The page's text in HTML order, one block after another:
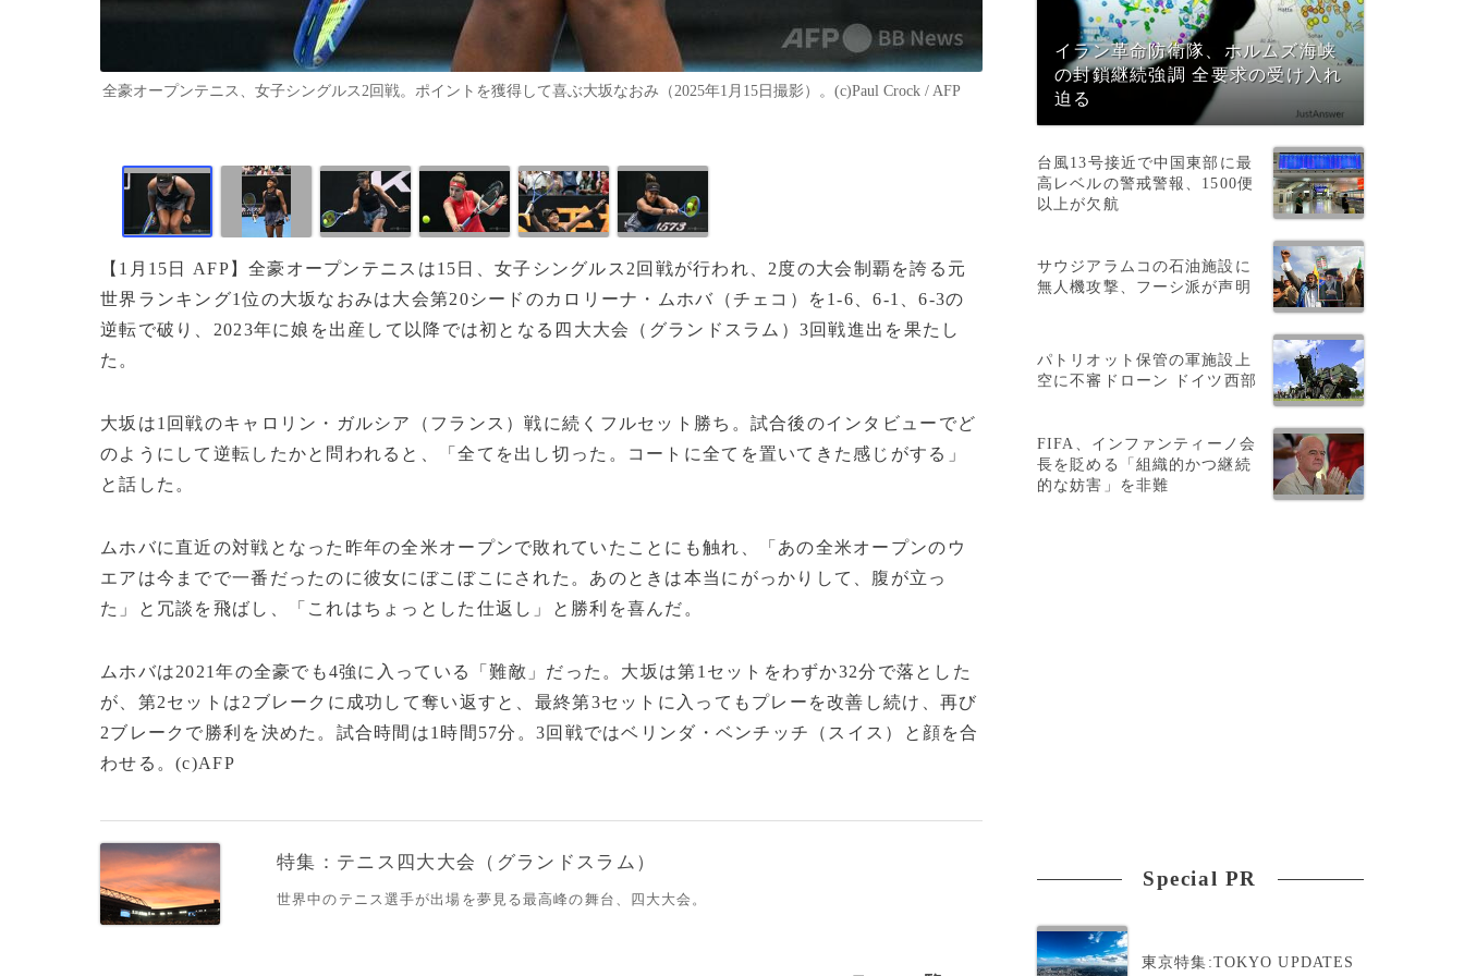
全豪オープンテニス、女子シングルス2回戦。ポイントを獲得して喜ぶ大坂なおみ（2025年1月15日撮影）。(c)Paul Crock / AFP
【1月15日 AFP】全豪オープンテニスは15日、女子シングルス2回戦が行われ、2度の大会制覇を誇る元
世界ランキング1位の大坂なおみは大会第20シードのカロリーナ・ムホバ（チェコ）を1-6、6-1、6-3の
逆転で破り、2023年に娘を出産して以降では初となる四大大会（グランドスラム）3回戦進出を果たし
た。
大坂は1回戦のキャロリン・ガルシア（フランス）戦に続くフルセット勝ち。試合後のインタビューでど
のようにして逆転したかと問われると、「全てを出し切った。コートに全てを置いてきた感じがする」
と話した。
ムホバに直近の対戦となった昨年の全米オープンで敗れていたことにも触れ、「あの全米オープンのウ
エアは今までで一番だったのに彼女にぼこぼこにされた。あのときは本当にがっかりして、腹が立っ
た」と冗談を飛ばし、「これはちょっとした仕返し」と勝利を喜んだ。
ムホバは2021年の全豪でも4強に入っている「難敵」だった。大坂は第1セットをわずか32分で落とした
が、第2セットは2ブレークに成功して奪い返すと、最終第3セットに入ってもプレーを改善し続け、再び
2ブレークで勝利を決めた。試合時間は1時間57分。3回戦ではベリンダ・ベンチッチ（スイス）と顔を合
わせる。(c)AFP
特集：テニス四大大会（グランドスラム）
世界中のテニス選手が出場を夢見る最高峰の舞台、四大大会。
イラン革命防衛隊、ホルムズ海峡
の封鎖継続強調 全要求の受け入れ
迫る
台風13号接近で中国東部に最
高レベルの警戒警報、1500便
以上が欠航
サウジアラムコの石油施設に
無人機攻撃、フーシ派が声明
パトリオット保管の軍施設上
空に不審ドローン ドイツ西部
FIFA、インファンティーノ会
長を貶める「組織的かつ継続
的な妨害」を非難
Special PR
東京特集:TOKYO UPDATES